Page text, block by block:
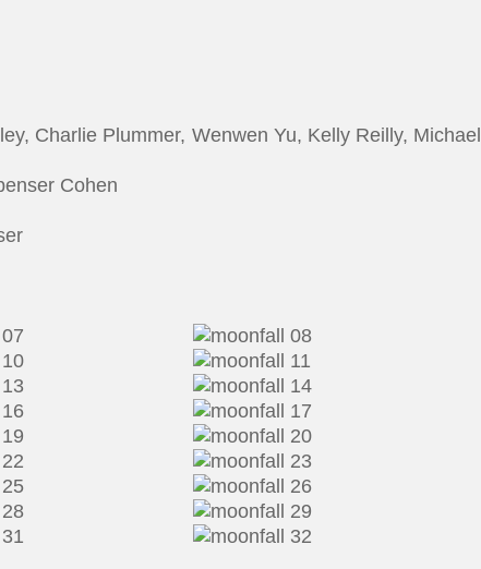
Charlie Plummer, Wenwen Yu, Kelly Reilly, Michael
Cohen